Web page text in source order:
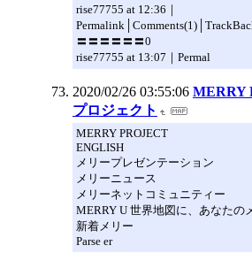
rise77755 at 12:36｜
〓〓〓〓〓〓0
rise77755 at 13:07｜Permal
2020/02/26 03:55:06 MERRY
プロジェクト
MERRY PROJECT
ENGLISH
メリープレゼンテーション
メリーニュース
メリーネットコミュニティー
MERRY U 世界地図に、あなたの
新着メリー
Parse er